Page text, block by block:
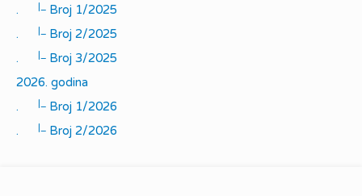
.
|_
Broj 1/2025
.
|_
Broj 2/2025
.
|_
Broj 3/2025
2026. godina
.
|_
Broj 1/2026
.
|_ Broj 2/2026